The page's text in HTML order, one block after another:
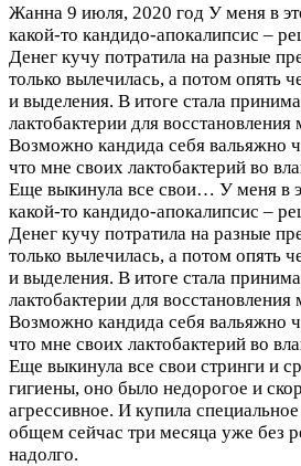
Жанна 9 июля, 2020 год У меня в
какой-то кандидо-апокалипсис –
Денег кучу потратила на разные
только вылечилась, а потом опять
и выделения. В итоге стала
лактобактерии для
Возможно кандида себя вальяжно
что мне своих лактобактерий во
Еще выкинула все свои… У меня в
какой-то кандидо-апокалипсис –
Денег кучу потратила на разные
только вылечилась, а потом опять
и выделения. В итоге стала
лактобактерии для
Возможно кандида себя вальяжно
что мне своих лактобактерий во
Еще выкинула все свои стринги и
гигиены, оно было недорогое и
агрессивное. И купила
общем сейчас три месяца уже без
надолго.